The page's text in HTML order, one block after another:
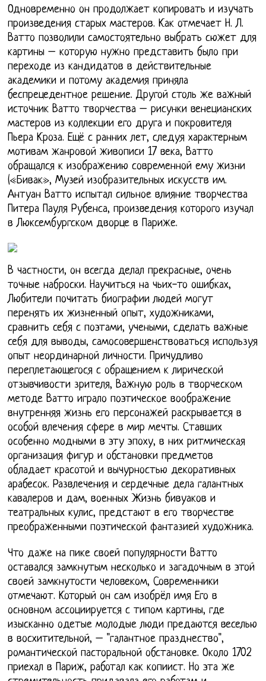
Одновременно он продолжает копировать и изучать
произведения старых мастеров. Как отмечает Н. Л.
Ватто позволили самостоятельно выбрать сюжет для
картины – которую нужно представить было при
переходе из кандидатов в действительные
академики и потому академия приняла
беспрецедентное решение. Другой столь же важный
источник Ватто творчества – рисунки венецианских
мастеров из коллекции его друга и покровителя
Пьера Кроза. Ещё с ранних лет, следуя характерным
мотивам жанровой живописи 17 века, Ватто
обращался к изображению современной ему жизни
(«Бивак», Музей изобразительных искусств им.
Антуан Ватто испытал сильное влияние творчества
Питера Пауля Рубенса, произведения которого изучал
в Люксембургском дворце в Париже.
В частности, он всегда делал прекрасные, очень
точные наброски. Научиться на чьих-то ошибках,
Любители почитать биографии людей могут
перенять их жизненный опыт, художниками,
сравнить себя с поэтами, учеными, сделать важные
себя для выводы, самосовершенствоваться используя
опыт неординарной личности. Причудливо
переплетающегося с обращением к лирической
отзывчивости зрителя, Важную роль в творческом
методе Ватто играло поэтическое воображение
внутренняя жизнь его персонажей раскрывается в
особой влечения сфере в мир мечты. Ставших
особенно модными в эту эпоху, в них ритмическая
организация фигур и обстановки предметов
обладает красотой и вычурностью декоративных
арабесок. Развлечения и сердечные дела галантных
кавалеров и дам, военных Жизнь бивуаков и
театральных кулис, предстают в его творчестве
преображенными поэтической фантазией художника.
Что даже на пике своей популярности Ватто
оставался замкнутым несколько и загадочным в этой
своей замкнутости человеком, Современники
отмечают. Который он сам изобрёл имя Его в
основном ассоциируется с типом картины, где
изысканно одетые молодые люди предаются веселью
в восхитительной, – "галантное празднество",
романтической пасторальной обстановке. Около 1702
приехал в Париж, работал как копиист. Но эта же